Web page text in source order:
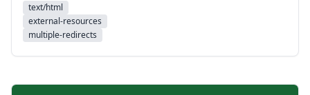
text/html
external-resources
multiple-redirects